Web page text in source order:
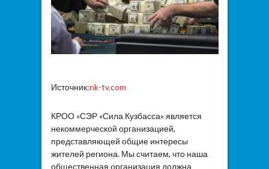
Источник:nk-tv.com
КРОО «СЭР «Сила Кузбасса» является
некоммерческой организацией,
представляющей общие интересы
жителей региона. Мы считаем, что наша
общественная организация должна